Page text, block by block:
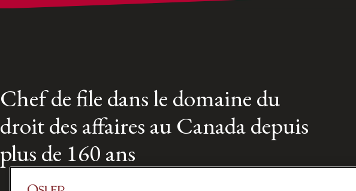
Chef de file dans le domaine du
droit des affaires au Canada depuis
plus de 160 ans